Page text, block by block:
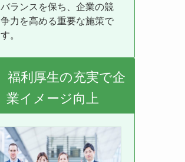
バランスを保ち、企業の競
争力を高める重要な施策で
す。
福利厚生の充実で企
業イメージ向上